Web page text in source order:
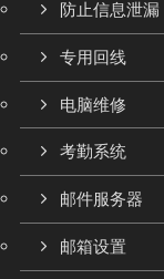
防止信息泄漏
专用回线
电脑维修
考勤系统
邮件服务器
邮箱设置